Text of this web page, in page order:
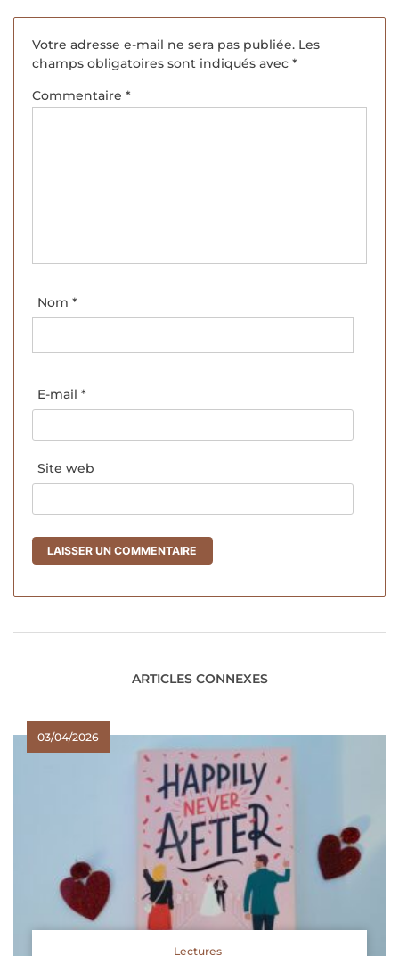
Votre adresse e-mail ne sera pas publiée. Les
champs obligatoires sont indiqués avec *
Commentaire *
Nom *
E-mail *
Site web
ARTICLES CONNEXES
03/04/2026
Lectures